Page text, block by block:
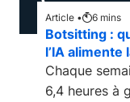
Article • 6 mins
Botsitting :
l’IA
Chaque
6,4 heures à